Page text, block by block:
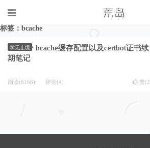
标签：bcache
学无止境
bcache缓存配置以及certbot证书续
期笔记
阅读(6166) 评论(4) 赞(2